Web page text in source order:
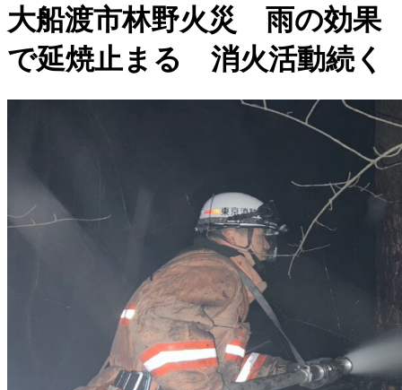
大船渡市林野火災 雨の効果
で延焼止まる 消火活動続く